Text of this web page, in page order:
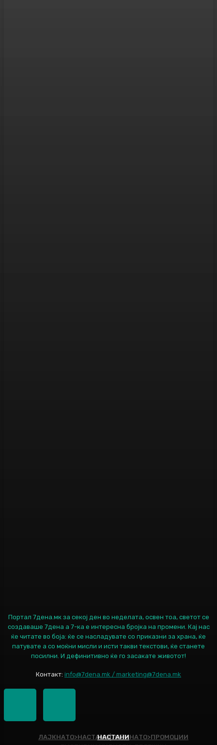
ЛАЈКНАТО>НАСТАНИ|ЛАЈКНАТО>ПРОМОЦИИ
НАСТАНИ
Портал 7дена.мк за секој ден во неделата, освен тоа, светот се
создаваше 7дена а 7-ка е интересна бројка на промени. Кај нас
ќе читате во боја: ќе се насладувате со приказни за храна, ќе
патувате а со моќни мисли и исти такви текстови, ќе станете
посилни. И дефинитивно ќе го засакате животот!
Контакт: info@7dena.mk / marketing@7dena.mk